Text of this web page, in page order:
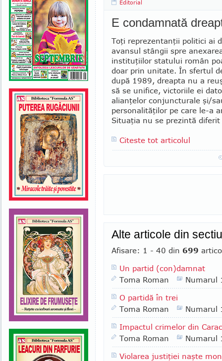
Editorial
E condamnată
Toţi reprezentanţii politici ai
avansul stângii spre
instituţiilor statului român
doar prin unitate. În sfertul
după 1989, dreapta nu a
să se unifice, victoriile ei
alianţelor conjuncturale şi/
personalităţilor pe care le-a
Situaţia nu se prezintă
Citeste tot articolul
Alte articole din
Afisare: 1 - 40 din 699
Un partid (con)damnat
Toma Roman
Numarul
O partidă în trei
Toma Roman
Numarul
Impactul crimelor din
Toma Roman
Numarul
Violarea justiţiei naşte